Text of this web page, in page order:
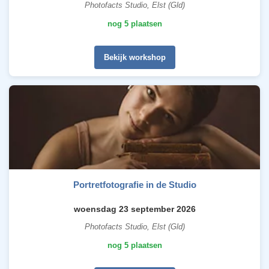
Photofacts Studio, Elst (Gld)
nog 5 plaatsen
Bekijk workshop
Portretfotografie in de Studio
woensdag 23 september 2026
Photofacts Studio, Elst (Gld)
nog 5 plaatsen